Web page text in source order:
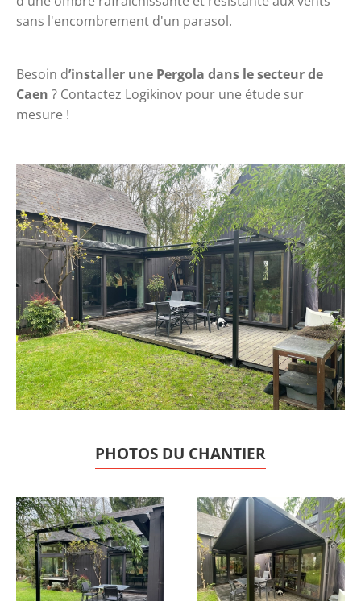
PHOTOS DU CHANTIER
sans l'encombrement d'un parasol.
Besoin d’installer une Pergola dans le secteur de
Caen ? Contactez Logikinov pour une étude sur
mesure !